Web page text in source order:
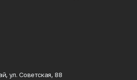
ул. Советская, 88